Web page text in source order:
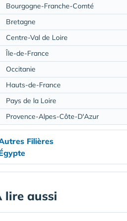
Bourgogne-Franche-Comté
Bretagne
Centre-Val de Loire
Île-de-France
Occitanie
Hauts-de-France
Pays de la Loire
Provence-Alpes-Côte-D'Azur
Filières
lire aussi